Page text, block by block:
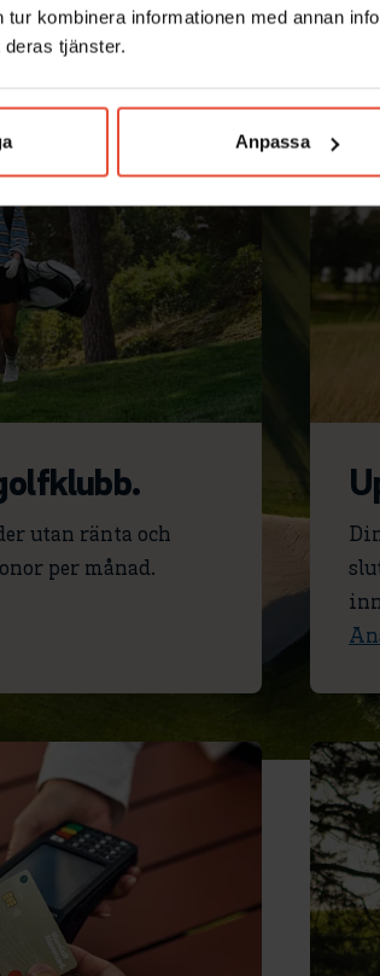
kombinera informationen med annan
tjänster.
Anpassa
utan ränta och
per månad.